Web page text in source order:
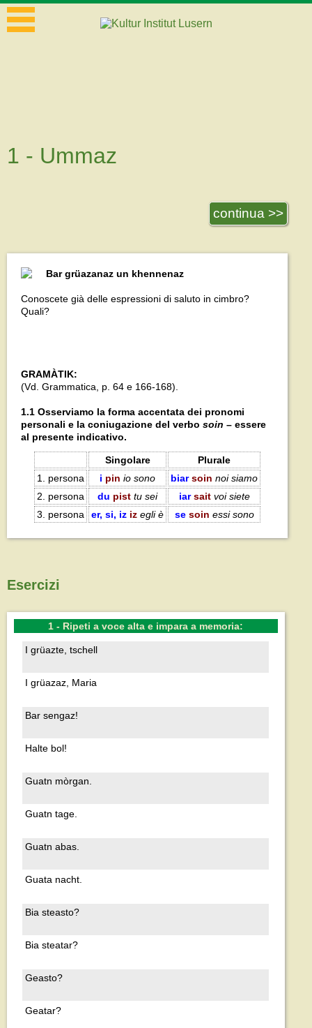
1 - Ummaz
continua >>
Bar grüazanaz un khennenaz
Conoscete già delle espressioni di saluto in cimbro?
Quali?
GRAMÀTIK:
(Vd. Grammatica, p. 64 e 166-168).
1.1 Osserviamo la forma accentata dei pronomi
personali e la coniugazione del verbo soin – essere
al presente indicativo.
Singolare
Plurale
1. persona
i pin io sono biarsoin noi siamo
2. persona
du pist tu sei iar sait voi siete
3. persona
er, si, iz iz egli è se soin essi sono
Esercizi
1 - Ripeti a voce alta e impara a memoria:
I grüazte, tschell
I grüazaz, Maria
Bar sengaz!
Halte bol!
Guatn mòrgan.
Guatn tage.
Guatn abas.
Guata nacht.
Bia steasto?
Bia steatar?
Geasto?
Geatar?